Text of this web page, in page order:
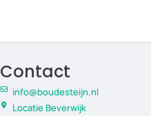
Contact
info@boudesteijn.nl
Locatie Beverwijk